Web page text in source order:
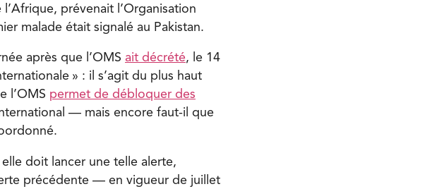
prévenait l’Organisation
malade était signalé au Pakistan.
après que l’OMS ait décrété, le 14
» : il s’agit du plus haut
l’OMS permet de débloquer des
— mais encore faut-il que
doit lancer une telle alerte,
précédente — en vigueur de juillet